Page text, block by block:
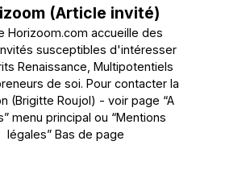
(Article invité)
Horizoom.com accueille des
susceptibles d'intéresser
Renaissance, Multipotentiels
de soi. Pour contacter la
(Brigitte Roujol) - voir page “A
menu principal ou “Mentions
légales” Bas de page